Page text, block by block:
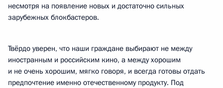
несмотря на появление новых и достаточно сильных
зарубежных блокбастеров.
Твёрдо уверен, что наши граждане выбирают не между
иностранным и российским кино, а между хорошим
и не очень хорошим, мягко говоря, и всегда готовы отдать
предпочтение именно отечественному продукту. Под